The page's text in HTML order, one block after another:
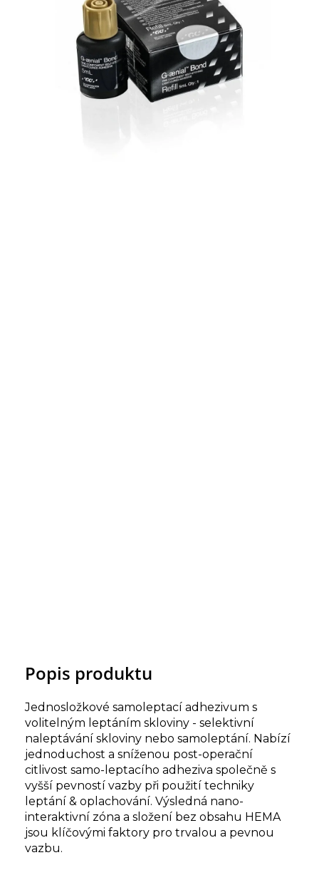
Popis produktu
Jednosložkové samoleptací adhezivum s
volitelným leptáním skloviny - selektivní
naleptávání skloviny nebo samoleptání. Nabízí
jednoduchost a sníženou post-operační
citlivost samo-leptacího adheziva společně s
vyšší pevností vazby při použití techniky
leptání & oplachování. Výsledná nano-
interaktivní zóna a složení bez obsahu HEMA
jsou klíčovými faktory pro trvalou a pevnou
vazbu.